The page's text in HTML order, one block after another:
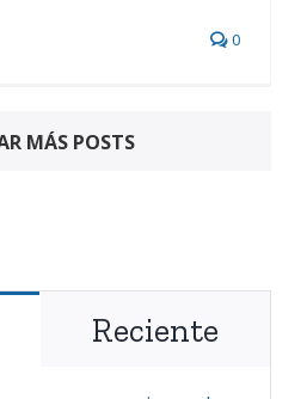
0
MÁS POSTS
Reciente